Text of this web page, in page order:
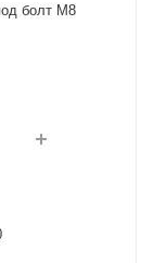
болт М8